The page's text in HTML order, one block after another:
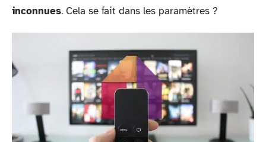
inconnues. Cela se fait dans les paramètres ?